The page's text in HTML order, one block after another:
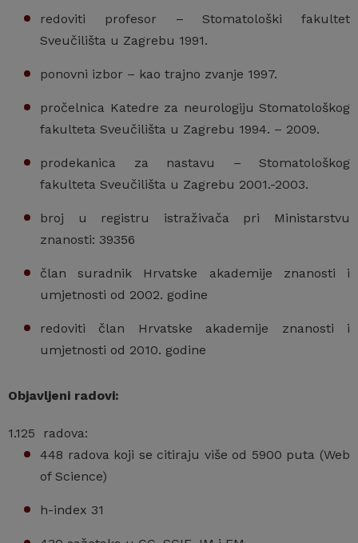
redoviti profesor – Stomatološki fakultet
Sveučilišta u Zagrebu 1991.
ponovni izbor – kao trajno zvanje 1997.
pročelnica Katedre za neurologiju Stomatološkog
fakulteta Sveučilišta u Zagrebu 1994. – 2009.
prodekanica za nastavu – Stomatološkog
fakulteta Sveučilišta u Zagrebu 2001.-2003.
broj u registru istraživača pri Ministarstvu
znanosti: 39356
član suradnik Hrvatske akademije znanosti i
umjetnosti od 2002. godine
redoviti član Hrvatske akademije znanosti i
umjetnosti od 2010. godine
Objavljeni radovi:
1.125 radova:
448 radova koji se citiraju više od 5900 puta (Web
of Science)
h-index 31